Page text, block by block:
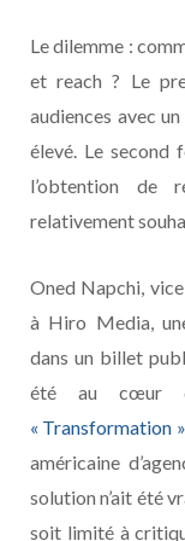
Le dilemme :
et reach ? Le
audiences avec
élevé. Le second
l’obtention de
relativement
Oned Napchi,
à Hiro Media,
dans un billet
été au cœur
« Transformation »,
américaine
solution n’ait été
soit limité à